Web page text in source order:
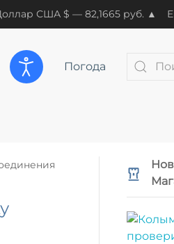
США $ — 82,1665 руб. ▲
Погода